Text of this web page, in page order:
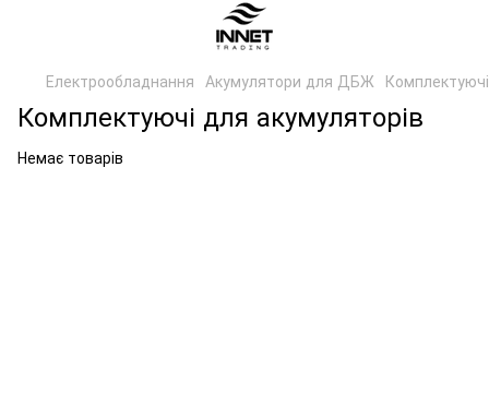
Електрообладнання Акумулятори для ДБЖ
Комплектуючі для акумуляторів
Немає товарів